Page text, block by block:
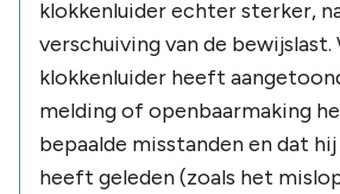
klokkenluider echter sterker,
verschuiving van de bewijslast.
klokkenluider heeft
melding of openbaarmaking
bepaalde misstanden en dat
heeft geleden (zoals het